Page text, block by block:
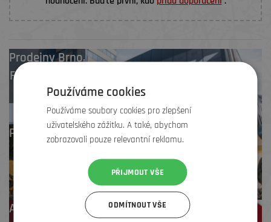
ProdejnyBrno,
Frýdek-Místek
Zlín
Profesionální záruční
Až 4 % cashback
Používáme cookies
Používáme soubory cookies pro zlepšení
uživatelského zážitku. A také, abychom
zobrazovali pouze relevantní reklamu.
PŘIJMOUT VŠE
ODMÍTNOUT VŠE